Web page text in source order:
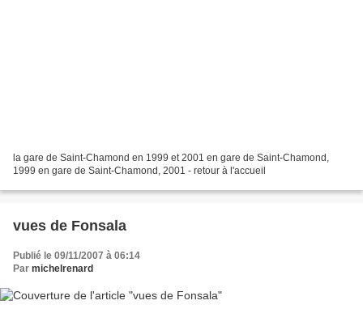
la gare de Saint-Chamond en 1999 et 2001 en gare de Saint-Chamond,
1999 en gare de Saint-Chamond, 2001 - retour à l'accueil
vues de Fonsala
Publié le 09/11/2007 à 06:14
Par michelrenard